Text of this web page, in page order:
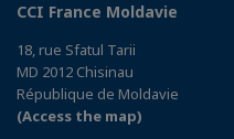
CCI France Moldavie
18, rue Sfatul Tarii
MD 2012 Chisinau
République de Moldavie
(Access the map)